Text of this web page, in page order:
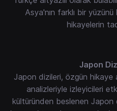
Asya'nın farklı bir
hikayelerin
Japon
Japon dizileri, özgün hikaye
analizleriyle izleyicileri
kültüründen beslenen Japon